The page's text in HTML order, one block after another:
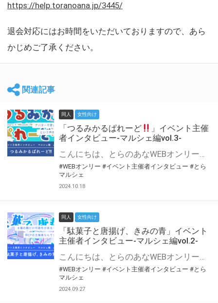
https://help.toranoana.jp/3445/
退会対応にはお時間をいただいておりますので、あら
かじめご了承ください。
関連記事
同人 女性向け
「つるみかるぱれーど
」イベント主催
者インタビュー-マルシェ編vol.3-
こんにちは、とらのあなWEBオンリー運営スタッフです。 新たにお届けする、イベント主催者インタビュー-マルシェ編-は、 とらのあなWEBオンリー「マルシェ」をご利用した主催様に 「マルシェ」を使って開催した感想や心がけをお聞きする企画です。 今回は、WEBオンリー初開催「つるみかるぱれーど
#WEBオンリー #イベント主催者インタビュー #とら
マルシェ
2024.10.18
同人 女性向け
「駄菓子と唐揚げ、きみの青」イベント
主催者インタビュー-マルシェ編vol.2-
こんにちは、とらのあなWEBオンリー運営スタッフです。 新たにお届けする、イベント主催者インタビュー-マルシェ編-は、 とらのあなWEBオンリー「マルシェ」をご利用の主催様に 「マルシェ」を使ってイベントを開催した感想や心がけをお聞きする企画です。 今回は、WEBオンリー初開催「駄菓子と唐揚げ、きみの青」より、 主催のぎこ六屋様にお話を伺いました。 協力：ぎこ六屋様／イベント公式Twitter（@krkgwks） とらのあなWEBオンリー「マルシェ」とは？ WEBオンリーでリアルタイムでコミュニケーションがとれるオンライン会場です。
#WEBオンリー #イベント主催者インタビュー #とら
マルシェ
2024.09.27